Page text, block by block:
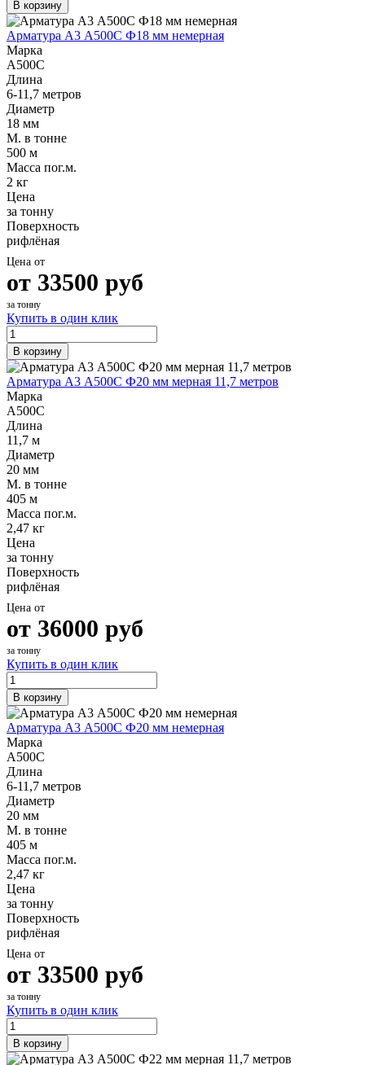
В корзину
Арматура А3 А500С Ф18 мм немерная
Марка
А500С
Длина
6-11,7 метров
Диаметр
18 мм
М. в тонне
500 м
Масса пог.м.
2 кг
Цена
за тонну
Поверхность
рифлёная
Цена от
от 33500 руб
за тонну
Купить в один клик
В корзину
Арматура А3 А500С Ф20 мм мерная 11,7 метров
Марка
А500С
Длина
11,7 м
Диаметр
20 мм
М. в тонне
405 м
Масса пог.м.
2,47 кг
Цена
за тонну
Поверхность
рифлёная
Цена от
от 36000 руб
за тонну
Купить в один клик
В корзину
Арматура А3 А500С Ф20 мм немерная
Марка
А500С
Длина
6-11,7 метров
Диаметр
20 мм
М. в тонне
405 м
Масса пог.м.
2,47 кг
Цена
за тонну
Поверхность
рифлёная
Цена от
от 33500 руб
за тонну
Купить в один клик
В корзину